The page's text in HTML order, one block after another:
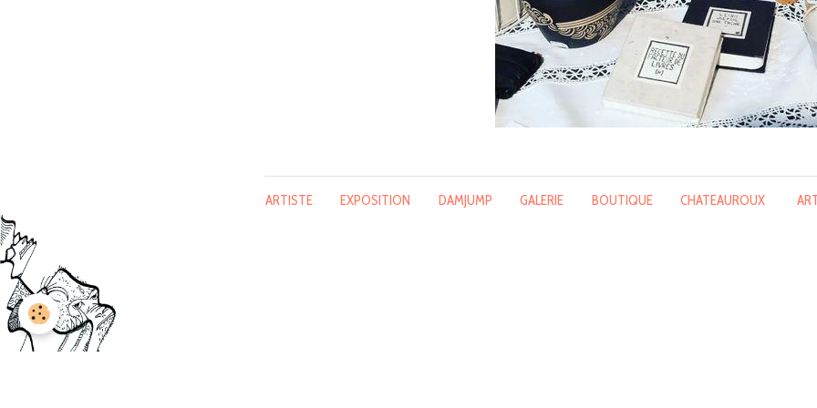
ARTISTE EXPOSITION DAMJUMP GALERIE BOUTIQUE CHATEAUROUX